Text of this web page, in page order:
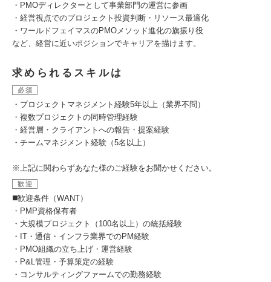
・PMOディレクターとして事業部門の運営に参画
・経営視点でのプロジェクト投資判断・リソース最適化
・ワールドフェイマスのPMOメソッド進化の旗振り役
など、経営に近いポジションでキャリアを描けます。
求められるスキルは
必須
・プロジェクトマネジメント経験5年以上（業界不問）
・複数プロジェクトの同時管理経験
・経営層・クライアントへの報告・提案経験
・チームマネジメント経験（5名以上）
※上記に関わらずあなた様のご経験をお聞かせください。
歓迎
◼️歓迎条件（WANT）
・PMP資格保有者
・大規模プロジェクト（100名以上）の統括経験
・IT・通信・インフラ業界でのPM経験
・PMO組織の立ち上げ・運営経験
・P&L管理・予算策定の経験
・コンサルティングファームでの勤務経験